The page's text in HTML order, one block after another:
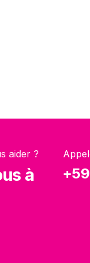
aider ?
à